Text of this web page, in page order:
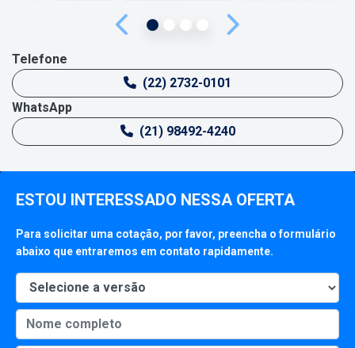
ESTOU INTERESSADO NESSA OFERTA
Para solicitar uma cotação, por favor, preencha o formulário
abaixo que entraremos em contato rapidamente.
Anterior Próximo
Telefone
(22) 2732-0101
WhatsApp
(21) 98492-4240